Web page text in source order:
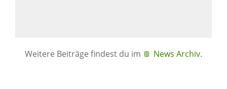
Weitere Beiträge findest du im News Archiv.